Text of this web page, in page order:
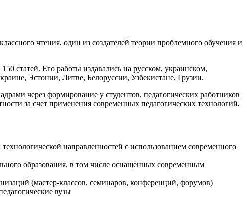
чтения, один из создателей теории проблемного обучения и
статей. Его работы издавались на русском, украинском,
Эстонии, Литве, Белоруссии, Узбекистане, Грузии.
через формирование у студентов, педагогических работников
за счет применения современных педагогических технологий,
направленностей с использованием современного
образования, в том числе оснащенных современным
(мастер-классов, семинаров, конференций, форумов)
вузы